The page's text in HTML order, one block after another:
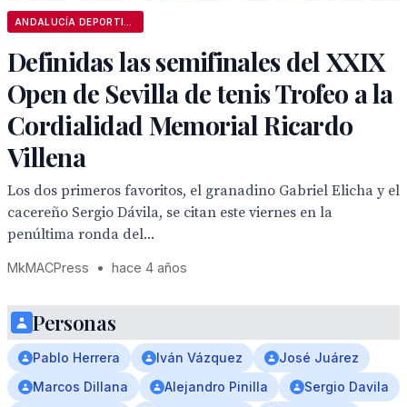
Definidas las semifinales del XXIX
Open de Sevilla de tenis Trofeo a la
Cordialidad Memorial Ricardo
Villena
Los dos primeros favoritos, el granadino Gabriel Elicha y el
cacereño Sergio Dávila, se citan este viernes en la
penúltima ronda del...
MkMACPress • hace 4 años
Personas
Pablo Herrera Iván Vázquez
José Juárez
Marcos Dillana
Alejandro Pinilla
Sergio Davila